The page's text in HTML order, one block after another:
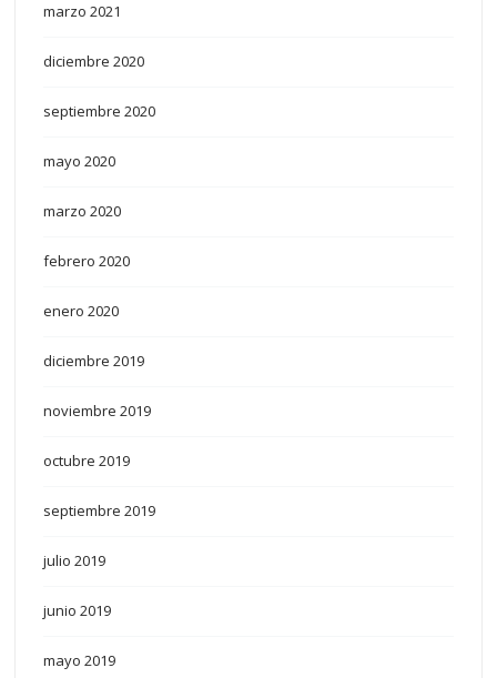
marzo 2021
diciembre 2020
septiembre 2020
mayo 2020
marzo 2020
febrero 2020
enero 2020
diciembre 2019
noviembre 2019
octubre 2019
septiembre 2019
julio 2019
junio 2019
mayo 2019